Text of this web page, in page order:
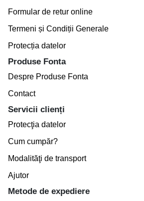
Formular de retur online
Termeni și Condiții Generale
Protecția datelor
Produse Fonta
Despre Produse Fonta
Contact
Servicii clienți
Protecţia datelor
Cum cumpăr?
Modalităţi de transport
Ajutor
Metode de expediere